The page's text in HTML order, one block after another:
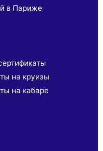
в Париже
на круизы
на кабаре